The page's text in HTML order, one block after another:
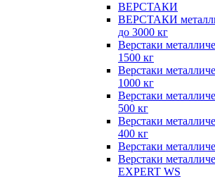
ВЕРСТАКИ
ВЕРСТАКИ
до 3000 кг
Верстаки
1500 кг
Верстаки
1000 кг
Верстаки
500 кг
Верстаки
400 кг
Верстаки
Верстаки
EXPERT WS